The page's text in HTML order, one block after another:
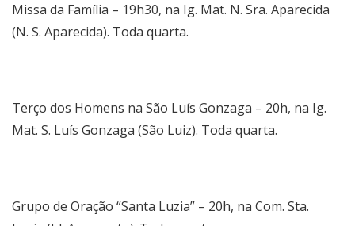
Missa da Família – 19h30, na Ig. Mat. N. Sra. Aparecida
(N. S. Aparecida). Toda quarta.
Terço dos Homens na São Luís Gonzaga – 20h, na Ig.
Mat. S. Luís Gonzaga (São Luiz). Toda quarta.
Grupo de Oração “Santa Luzia” – 20h, na Com. Sta.